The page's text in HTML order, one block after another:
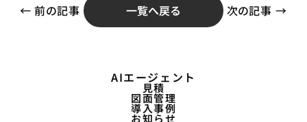
← 前の記事 一覧へ戻る 次の記事 →
AIエージェント
見積
図面管理
導入事例
お知らせ